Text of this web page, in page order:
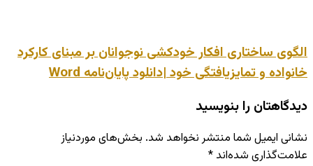
الگوی ساختاری افکار خودکشی نوجوانان بر مبنای کارکرد
خانواده و تمایزیافتگی خود |دانلود پایان‌نامه Word
دیدگاهتان را بنویسید
نشانی ایمیل شما منتشر نخواهد شد. بخش‌های موردنیاز
علامت‌گذاری شده‌اند *